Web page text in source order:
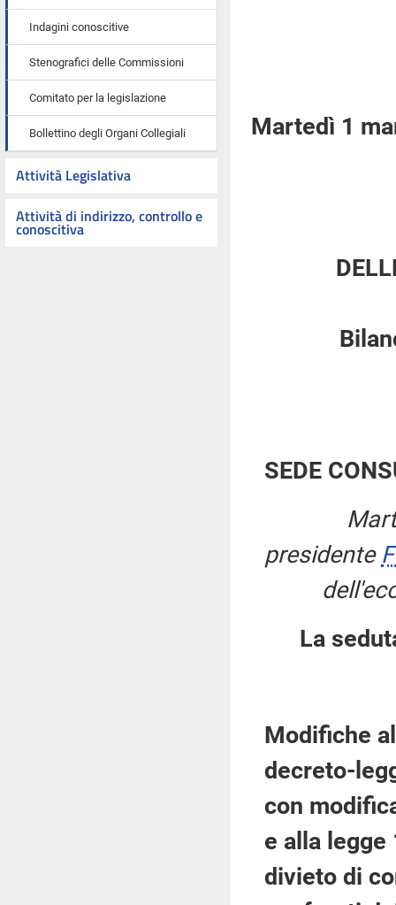
Indagini conoscitive
Stenografici delle Commissioni
Comitato per la legislazione
Bollettino degli Organi Collegiali
Attività Legislativa
Attività di indirizzo, controllo e
conoscitiva
Martedì 1
SEDE
presidente
La
Modifiche
decreto-
con
e alla legge
divieto di